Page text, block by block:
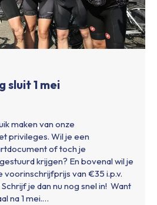
sluit 1 mei
maken van onze
privileges. Wil je een
of toch je
krijgen? En bovenal wil je
voorinschrijfprijs van €35 i.p.v.
je dan nu nog snel in! Want
na 1 mei.…